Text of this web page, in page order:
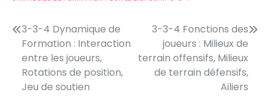
Post
navigation
3-3-4 Dynamique de
Formation : Interaction
entre les joueurs,
Rotations de position,
Jeu de soutien
3-3-4 Fonctions des
joueurs : Milieux de
terrain offensifs, Milieux
de terrain défensifs,
Ailiers